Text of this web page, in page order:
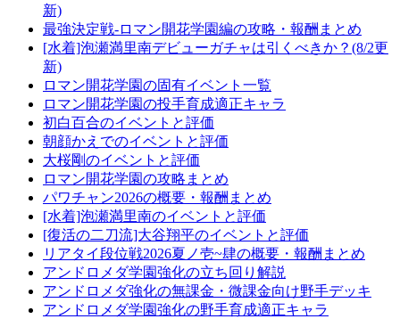
新)
最強決定戦-ロマン開花学園編の攻略・報酬まとめ
[水着]泡瀬満里南デビューガチャは引くべきか？(8/2更
新)
ロマン開花学園の固有イベント一覧
ロマン開花学園の投手育成適正キャラ
初白百合のイベントと評価
朝顔かえでのイベントと評価
大桜剛のイベントと評価
ロマン開花学園の攻略まとめ
パワチャン2026の概要・報酬まとめ
[水着]泡瀬満里南のイベントと評価
[復活の二刀流]大谷翔平のイベントと評価
リアタイ段位戦2026夏ノ壱~肆の概要・報酬まとめ
アンドロメダ学園強化の立ち回り解説
アンドロメダ強化の無課金・微課金向け野手デッキ
アンドロメダ学園強化の野手育成適正キャラ